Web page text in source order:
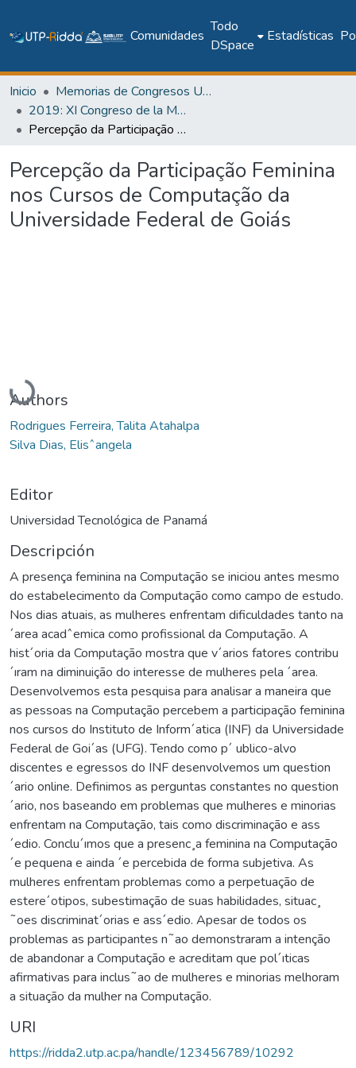
Comunidades
Todo
DSpace
Estadísticas
Inicio
Memorias de Congresos UTP
2019: XI Congreso de la Mujer Latinoamericana en la Computación - LAWCC 2019
Percepção da Participação Feminina nos Cursos de Computação da Universidade Federal de Goiás
Percepção da Participação Feminina
nos Cursos de Computação da
Universidade Federal de Goiás
Cargando...
Authors
Rodrigues Ferreira, Talita Atahalpa
Silva Dias, Elisˆangela
Editor
Universidad Tecnológica de Panamá
Descripción
A presença feminina na Computação se iniciou antes mesmo
do estabelecimento da Computação como campo de estudo.
Nos dias atuais, as mulheres enfrentam dificuldades tanto na
´area acadˆemica como profissional da Computação. A
hist´oria da Computação mostra que v´arios fatores contribu
´ıram na diminuição do interesse de mulheres pela ´area.
Desenvolvemos esta pesquisa para analisar a maneira que
as pessoas na Computação percebem a participação feminina
nos cursos do Instituto de Inform´atica (INF) da Universidade
Federal de Goi´as (UFG). Tendo como p´ ublico-alvo
discentes e egressos do INF desenvolvemos um question
´ario online. Definimos as perguntas constantes no question
´ario, nos baseando em problemas que mulheres e minorias
enfrentam na Computação, tais como discriminação e ass
´edio. Conclu´ımos que a presenc¸a feminina na Computação
´e pequena e ainda ´e percebida de forma subjetiva. As
mulheres enfrentam problemas como a perpetuação de
estere´otipos, subestimação de suas habilidades, situac¸
˜oes discriminat´orias e ass´edio. Apesar de todos os
problemas as participantes n˜ao demonstraram a intenção
de abandonar a Computação e acreditam que pol´ıticas
afirmativas para inclus˜ao de mulheres e minorias melhoram
a situação da mulher na Computação.
URI
https://ridda2.utp.ac.pa/handle/123456789/10292